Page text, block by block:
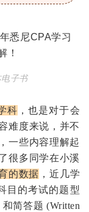
子书
科 ，也是对于会
难度来说，并不
一些内容理解起
很多同学在小溪
的数据 ，近几学
目的考试的题型
和简答题 (Written